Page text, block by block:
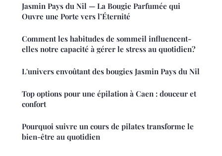
Jasmin Pays du Nil — La Bougie Parfumée qui
Ouvre une Porte vers l’Éternité
Comment les habitudes de sommeil influencent-
elles notre capacité à gérer le stress au quotidien?
L'univers envoûtant des bougies Jasmin Pays du Nil
Top options pour une épilation à Caen : douceur et
confort
Pourquoi suivre un cours de pilates transforme le
bien-être au quotidien